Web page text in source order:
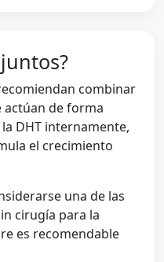
combinar
actúan de forma
DHT internamente,
el crecimiento
una de las
cirugía para la
es recomendable